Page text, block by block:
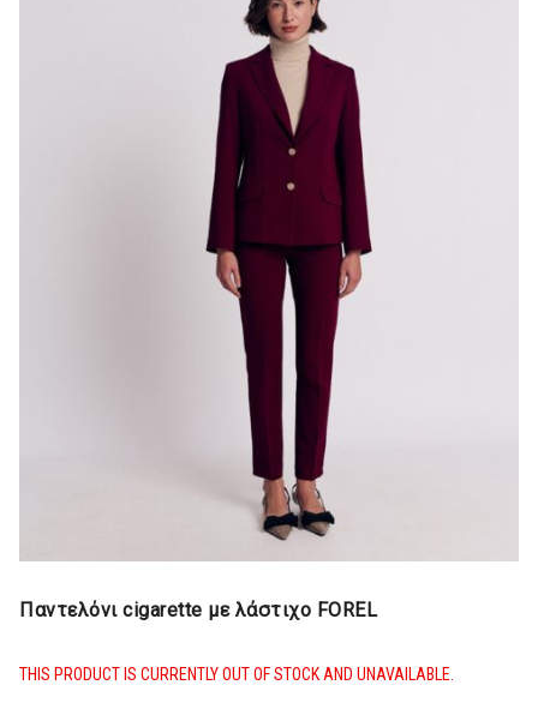
Παντελόνι cigarette με λάστιχο FOREL
THIS PRODUCT IS CURRENTLY OUT OF STOCK AND UNAVAILABLE.